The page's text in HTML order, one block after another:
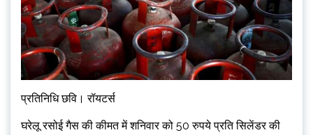
प्रतिनिधि छवि। रॉयटर्स
घरेलू रसोई गैस की कीमत में शनिवार को 50 रुपये प्रति सिलेंडर की